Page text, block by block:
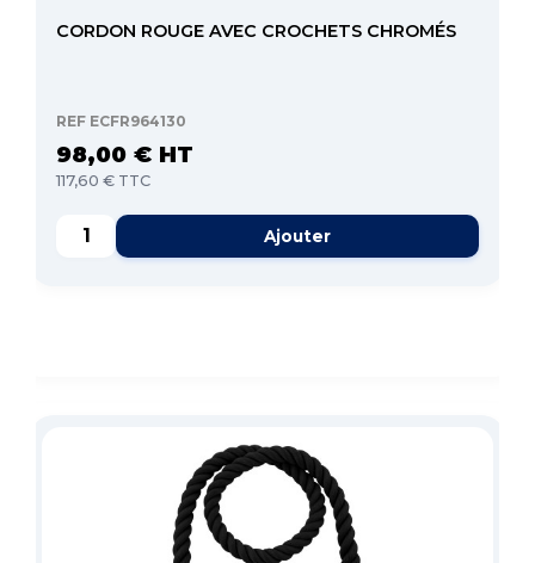
CORDON ROUGE AVEC CROCHETS CHROMÉS
REF ECFR964130
98,00 € HT
117,60 € TTC
Ajouter